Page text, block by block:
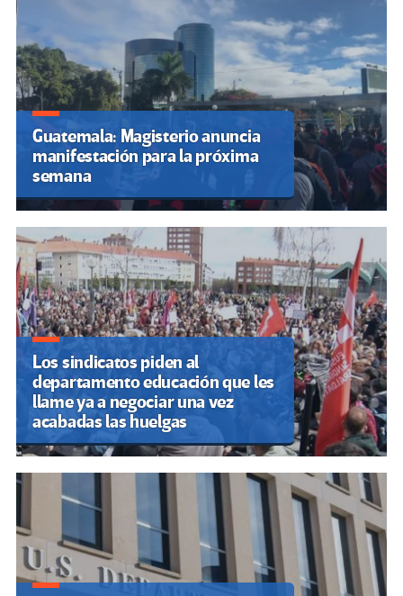
Guatemala: Magisterio anuncia
manifestación para la próxima
semana
Los sindicatos piden al
departamento educación que les
llame ya a negociar una vez
acabadas las huelgas